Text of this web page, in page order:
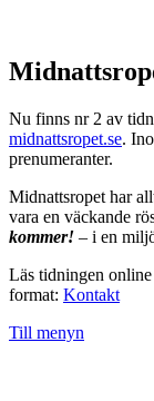
Nu finns nr 2 av
midnattsropet.se.
prenumeranter.
Midnattsropet har
vara en väckande
kommer! – i en
Läs tidningen online
format: Kontakt
Till menyn